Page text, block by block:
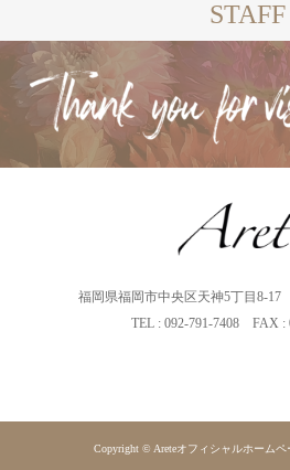
STAFF
福岡県福岡市中央区天神5丁目8-
TEL : 092-791-7408 FAX :
Copyright © Areteオフィシャルホームペ